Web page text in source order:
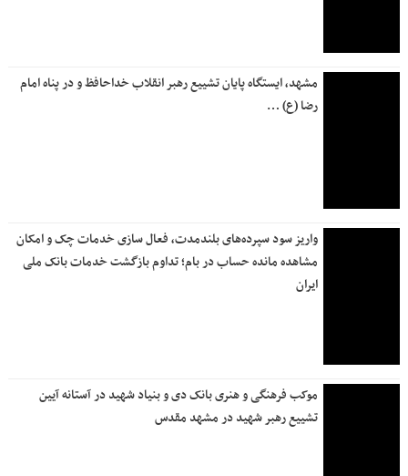
مشهد، ایستگاه پایان تشییع رهبر انقلاب خداحافظ و در پناه امام
رضا (ع) …
واریز سود سپرده‌های بلندمدت، فعال سازی خدمات چک و امکان
مشاهده مانده حساب در بام؛ تداوم بازگشت خدمات بانک ملی
ایران
موکب فرهنگی و هنری بانک دی و بنیاد شهید در آستانه آیین
تشییع رهبر شهید در مشهد مقدس